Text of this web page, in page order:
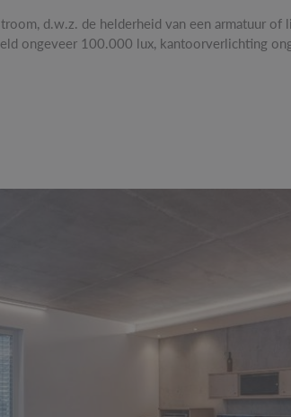
d.w.z. de helderheid van een armatuur of
ongeveer 100.000 lux, kantoorverlichting